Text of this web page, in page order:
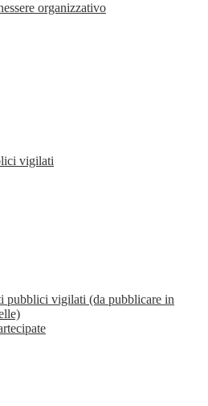
organizzativo
vigilati
pubblici vigilati (da pubblicare in